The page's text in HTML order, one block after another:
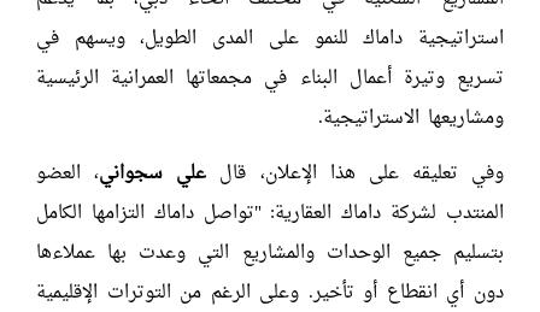
استراتيجية داماك للنمو على المدى الطويل، ويسهم في
تسريع وتيرة أعمال البناء في مجمعاتها العمرانية الرئيسية
ومشاريعها الاستراتيجية.
وفي تعليقه على هذا الإعلان، قال علي سجواني، العضو
المنتدب لشركة داماك العقارية: "تواصل داماك التزامها الكامل
بتسليم جميع الوحدات والمشاريع التي وعدت بها عملاءها
دون أي انقطاع أو تأخير. وعلى الرغم من التوترات الإقليمية